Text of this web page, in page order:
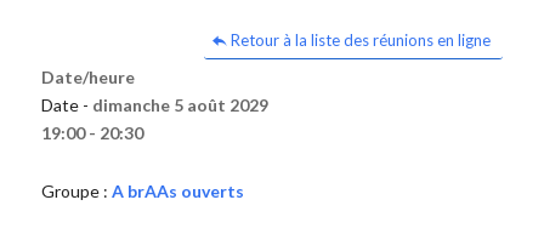
Retour à la liste des réunions en ligne
Date/heure
Date - dimanche 5 août 2029
19:00 - 20:30
Groupe : A brAAs ouverts